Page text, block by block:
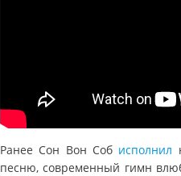
Ранее Сон Вон Соб исполнил
песню, современный гимн